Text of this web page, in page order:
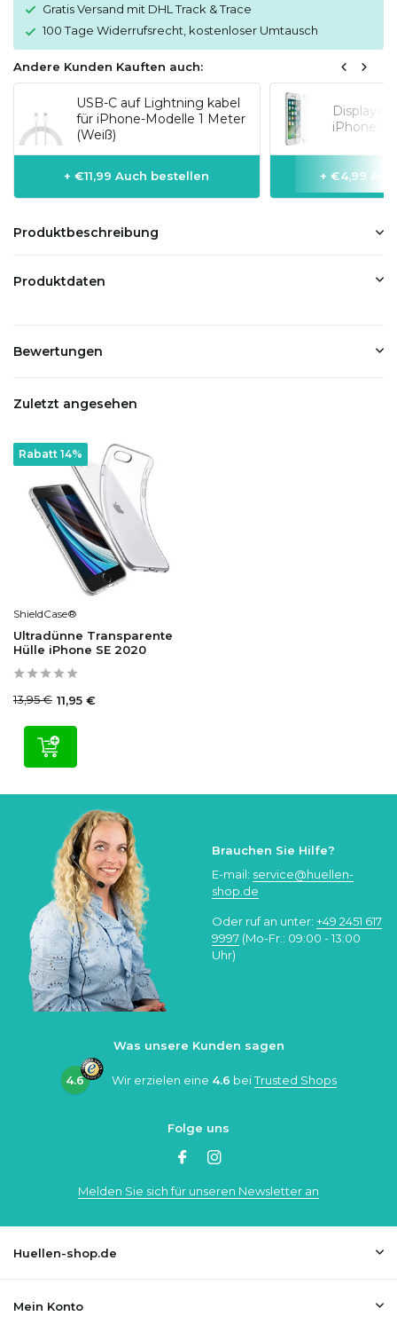
Gratis Versand mit DHL Track & Trace
100 Tage Widerrufsrecht, kostenloser Umtausch
Andere Kunden Kauften auch:
USB-C auf Lightning kabel
für iPhone-Modelle 1 Meter
(Weiß)
+ €11,99 Auch bestellen
iPhone
+ €4,99
Produktbeschreibung
Produktdaten
Bewertungen
Zuletzt angesehen
Rabatt 14%
ShieldCase®
Ultradünne Transparente
Hülle iPhone SE 2020
13,95 € 11,95 €
Brauchen Sie Hilfe?
E-mail: service@huellen-
shop.de
Oder ruf an unter: +49 2451 617
9997 (Mo-Fr.: 09:00 - 13:00
Uhr)
Was unsere Kunden sagen
4.6 Wir erzielen eine 4.6 beiTrusted Shops
Folge uns
Melden Sie sich für unseren Newsletter an
Huellen-shop.de
Mein Konto